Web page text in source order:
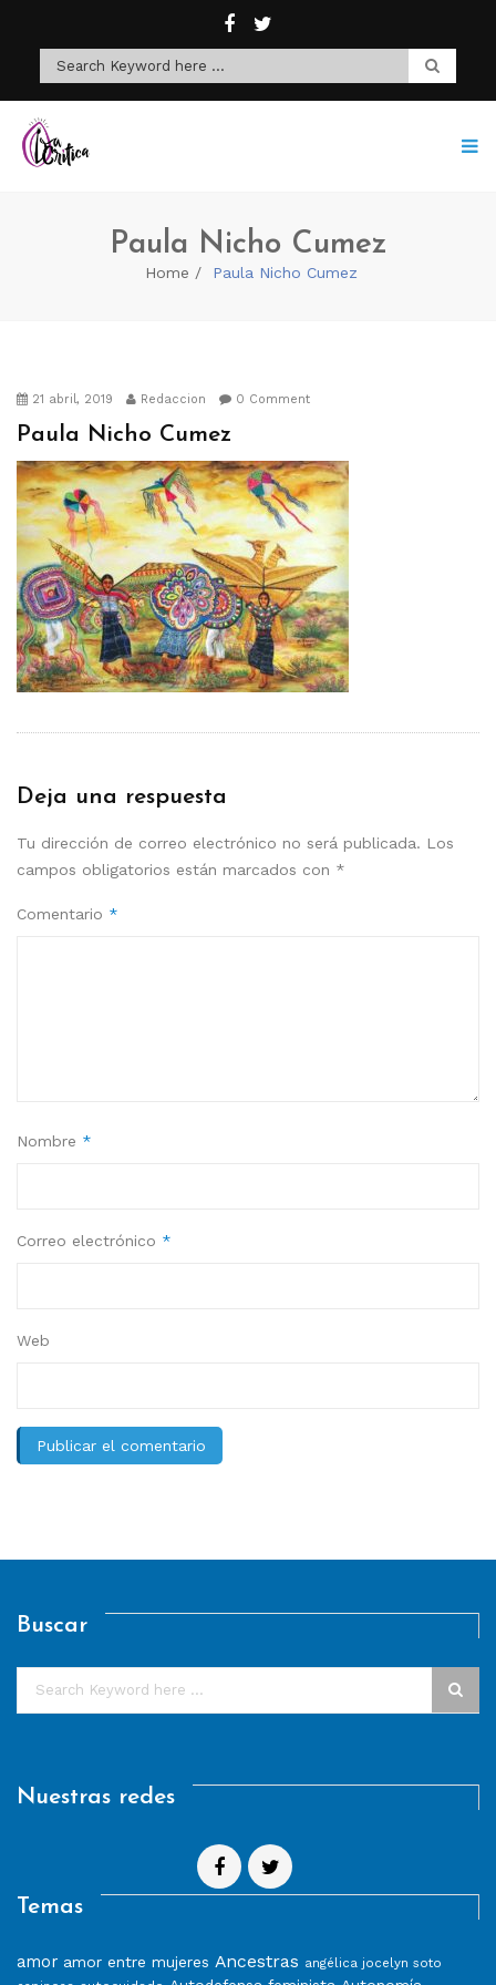
Paula Nicho Cumez
Home Paula Nicho Cumez
21 abril, 2019 Redaccion 0 Comment
Paula Nicho Cumez
Deja una respuesta
Tu dirección de correo electrónico no será publicada. Los
campos obligatorios están marcados con *
Comentario *
Nombre *
Correo electrónico *
Web
Buscar
Nuestras redes
Temas
amor amor entre mujeres Ancestras angélica jocelyn soto